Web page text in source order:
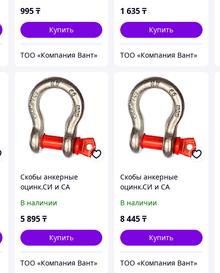
995₸
Купить
ТОО «Компания Вант»
1 635₸
Купить
ТОО «Компания Вант»
Скобы анкерные
оцинк.СИ и СА
В наличии
5 895₸
Купить
ТОО «Компания Вант»
Скобы анкерные
оцинк.СИ и СА
В наличии
8 445₸
Купить
ТОО «Компания Вант»